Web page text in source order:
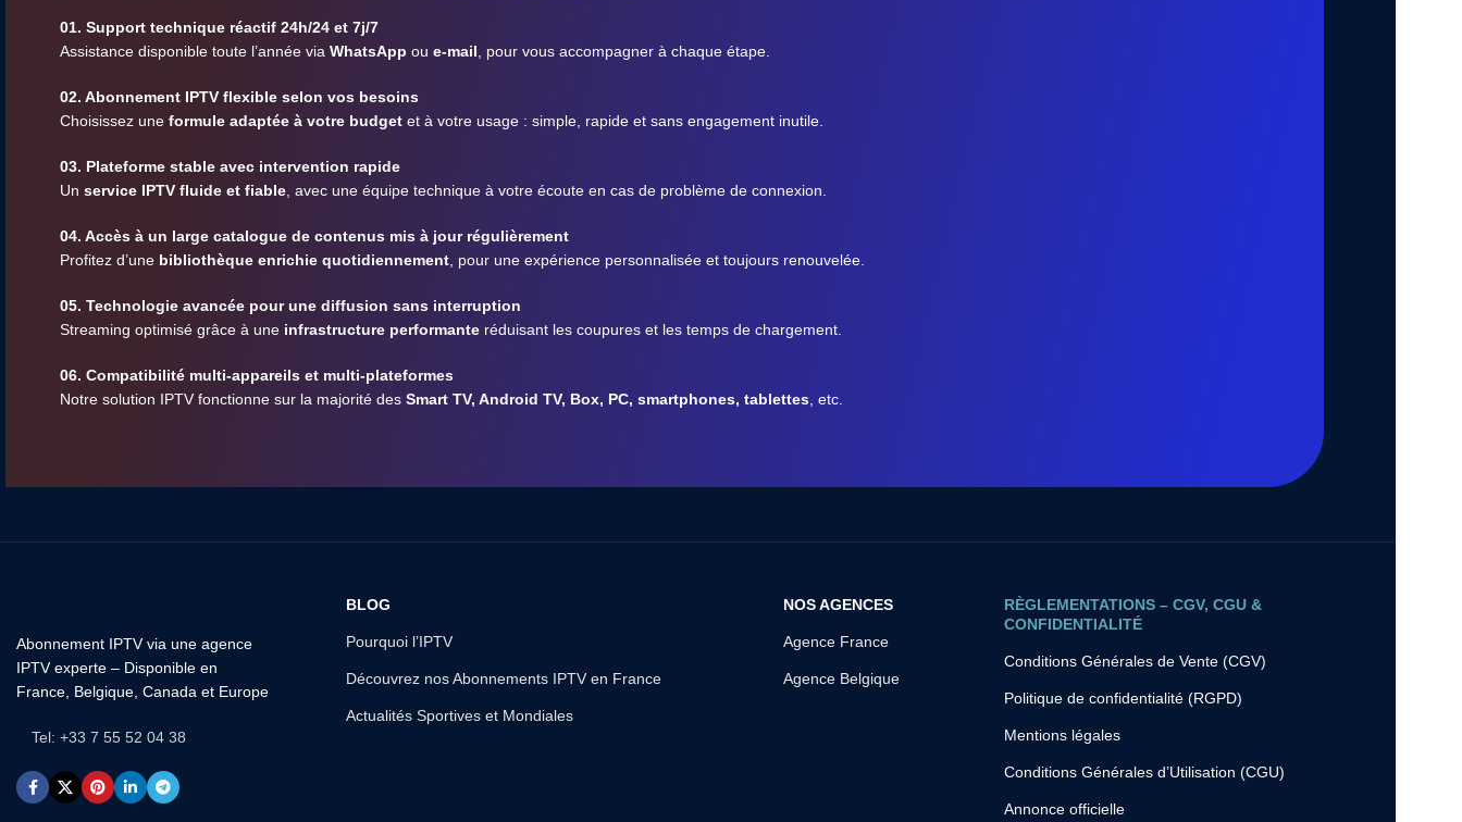
01. Support technique réactif 24h/24 et 7j/7
Assistance disponible toute l’année via WhatsApp ou e-mail , pour vous accompagner à chaque étape.
02. Abonnement IPTV flexible selon vos besoins
Choisissez une formule adaptée à votre budget et à votre usage : simple, rapide et sans engagement inutile.
03. Plateforme stable avec intervention rapide
Un service IPTV fluide et fiable , avec une équipe technique à votre écoute en cas de problème de connexion.
04. Accès à un large catalogue de contenus mis à jour régulièrement
Profitez d’une bibliothèque enrichie quotidiennement , pour une expérience personnalisée et toujours renouvelée.
05. Technologie avancée pour une diffusion sans interruption
Streaming optimisé grâce à une infrastructure performante réduisant les coupures et les temps de chargement.
06. Compatibilité multi-appareils et multi-plateformes
Notre solution IPTV fonctionne sur la majorité des Smart TV, Android TV, Box, PC, smartphones, tablettes , etc.
Abonnement IPTV via une agence
IPTV experte – Disponible en
France, Belgique, Canada et Europe
Tel: +33 7 55 52 04 38
BLOG
Pourquoi l’IPTV
Découvrez nos Abonnements IPTV en France
Actualités Sportives et Mondiales
NOS AGENCES
Agence France
Agence Belgique
RÈGLEMENTATIONS – CGV, CGU &
CONFIDENTIALITÉ
Conditions Générales de Vente (CGV)
Politique de confidentialité (RGPD)
Mentions légales
Conditions Générales d’Utilisation (CGU)
Annonce officielle